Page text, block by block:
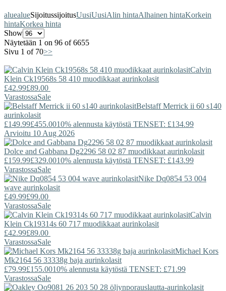
aluealueSijoitussijoitusUusiUusiAlin hintaAlhainen hintaKorkein
hintaKorkea hinta
Show
Näytetään 1 on 96 of 6655
Sivu 1 of 70>>
Calvin
Klein Ck19568s 58 410 muodikkaat aurinkolasit
£42.99£89.00
VarastossaSale
BelstaffMerrick ii 60 s140
aurinkolasit
£149.99£455.0010% alennusta käytöstä TENSET: £134.99
Arvioitu 10 Aug 2026
Dolce and Gabbana Dg2296 58 02 87 muodikkaat aurinkolasit
£159.99£329.0010% alennusta käytöstä TENSET: £143.99
VarastossaSale
Nike Dq0854 53 004
wave aurinkolasit
£49.99£99.00
VarastossaSale
Calvin
Klein Ck19314s 60 717 muodikkaat aurinkolasit
£42.99£89.00
VarastossaSale
Michael Kors
Mk2164 56 33338g baja aurinkolasit
£79.99£155.0010% alennusta käytöstä TENSET: £71.99
VarastossaSale